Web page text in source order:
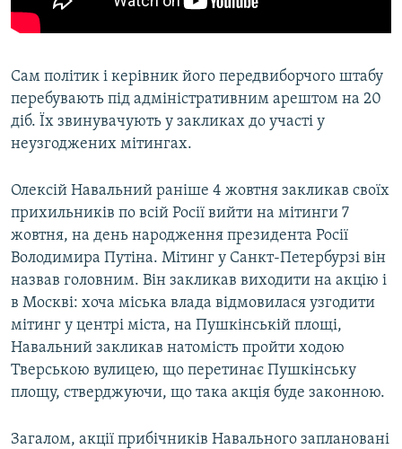
Сам політик і керівник його передвиборчого штабу
перебувають під адміністративним арештом на 20
діб. Їх звинувачують у закликах до участі у
неузгоджених мітингах.
Олексій Навальний раніше 4 жовтня закликав своїх
прихильників по всій Росії вийти на мітинги 7
жовтня, на день народження президента Росії
Володимира Путіна. Мітинг у Санкт-Петербурзі він
назвав головним. Він закликав виходити на акцію і
в Москві: хоча міська влада відмовилася узгодити
мітинг у центрі міста, на Пушкінській площі,
Навальний закликав натомість пройти ходою
Тверською вулицею, що перетинає Пушкінську
площу, стверджуючи, що така акція буде законною.
Загалом, акції прибічників Навального заплановані